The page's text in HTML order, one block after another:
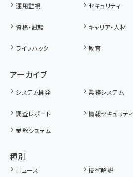
運用監視
セキュリティ
資格・試験 キャリア・人材
ライフハック
教育
アーカイブ
システム開発 業務システム
調査レポート
情報セキュリティ
業務システム
種別
ニュース 技術解説